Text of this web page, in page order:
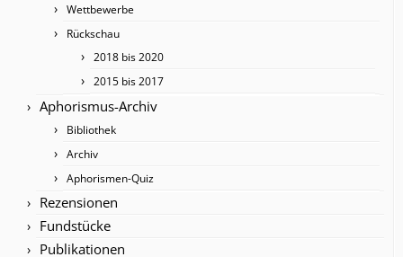
Wettbewerbe
Rückschau
2018 bis 2020
2015 bis 2017
Aphorismus-Archiv
Bibliothek
Archiv
Aphorismen-Quiz
Rezensionen
Fundstücke
Publikationen